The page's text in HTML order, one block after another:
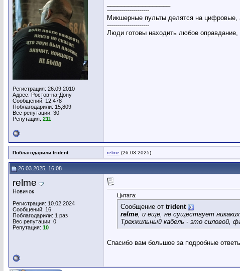
Регистрация: 26.09.2010
Адрес: Ростов-на-Дону
Сообщений: 12,478
Поблагодарили: 15,809
Вес репутации: 30
Репутация: 211
---------------------
Микшерные пульты делятся на цифровые,
---------------------
Люди готовы находить любое
Поблагодарили trident: relme (26.03.2025)
26.03.2025, 16:08
relme
Новичок
Регистрация: 10.02.2024
Сообщений: 16
Поблагодарили: 1 раз
Вес репутации: 0
Репутация: 10
Цитата:
Сообщение от trident
relme, и еще, не существует
Трехжильный кабель - это силовой,
Спасибо вам большое за подробные